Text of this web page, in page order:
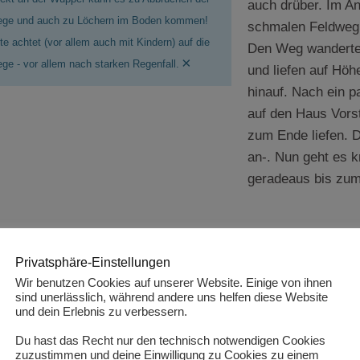
und auch zu Löchern im Boden kommen!
achtet (vor allem auch mit Kindern) auf die
- vor allem nach starken Regenfall. ×
auch drüber. Im
schmalen
Den Weg
und liefen auf
hinauf. Nach ein
auf den Haus
zum Ende liefen.
an-. Nun geht es
geradeaus bis
Infos zur Wanderung entlang
Privatsphäre-Einstellungen
Wir benutzen Cookies auf unserer Website. Einige von ihnen
sind unerlässlich, während andere uns helfen diese Website
und dein Erlebnis zu verbessern.
Du hast das Recht nur den technisch notwendigen Cookies
zuzustimmen und deine Einwilligung zu Cookies zu einem